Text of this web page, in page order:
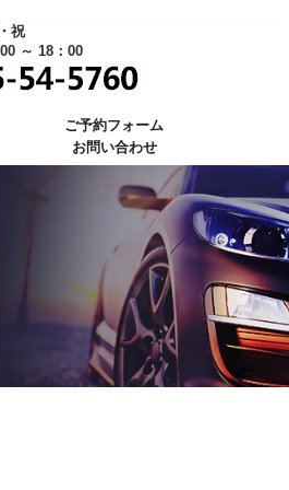
祝
～ 18：00
ご予約フォーム
お問い合わせ